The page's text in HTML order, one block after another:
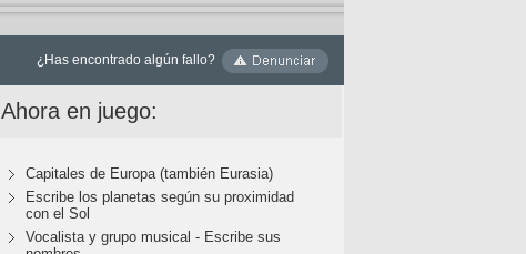
¿Has encontrado algún fallo?
Ahora en juego:
Capitales de Europa (también Eurasia)
Escribe los planetas según su proximidad
con el Sol
Vocalista y grupo musical - Escribe sus